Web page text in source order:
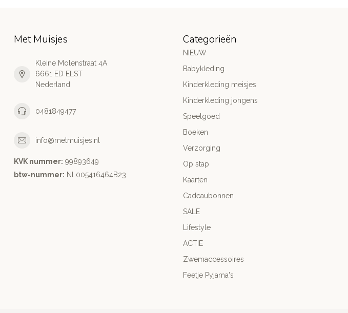
Met Muisjes
Kleine Molenstraat 4A
6661 ED ELST
Nederland
0481849477
info@metmuisjes.nl
KVK nummer: 99893649
btw-nummer: NL005416464B23
Categorieën
NIEUW
Babykleding
Kinderkleding meisjes
Kinderkleding jongens
Speelgoed
Boeken
Verzorging
Op stap
Kaarten
Cadeaubonnen
SALE
Lifestyle
ACTIE
Zwemaccessoires
Feetje Pyjama's